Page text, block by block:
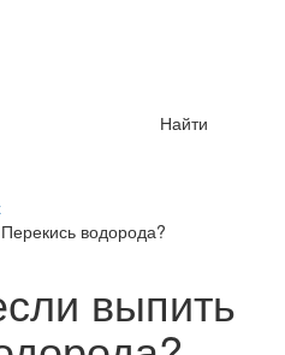
Найти
водорода?
выпить